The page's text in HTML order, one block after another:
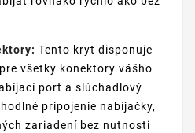
Tento kryt disponuje
všetky konektory vášho
port a slúchadlový
pripojenie nabíjačky,
zariadení bez nutnosti